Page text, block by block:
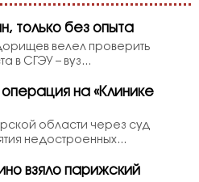
только без опыта
велел проверить
в СГЭУ – вуз...
на «Клинике
области через суд
недостроенных...
взяло парижский